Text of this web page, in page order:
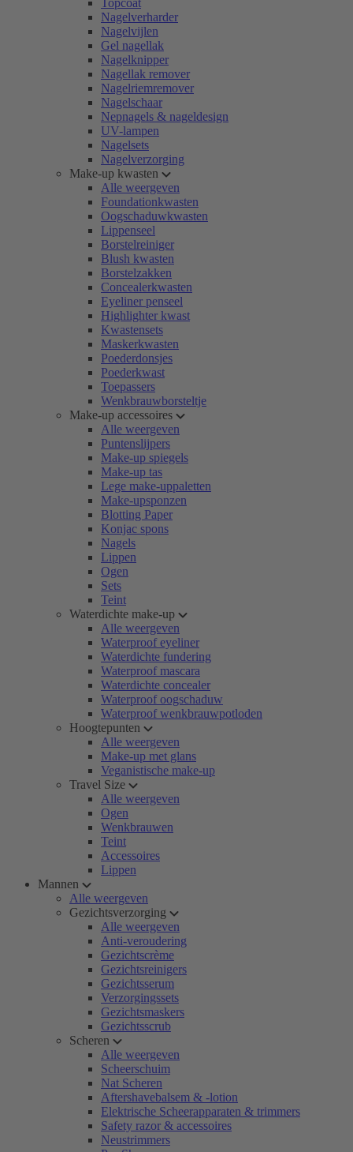
Topcoat
Nagelverharder
Nagelvijlen
Gel nagellak
Nagelknipper
Nagellak remover
Nagelriemremover
Nagelschaar
Nepnagels & nageldesign
UV-lampen
Nagelsets
Nagelverzorging
Make-up kwasten
Alle weergeven
Foundationkwasten
Oogschaduwkwasten
Lippenseel
Borstelreiniger
Blush kwasten
Borstelzakken
Concealerkwasten
Eyeliner penseel
Highlighter kwast
Kwastensets
Maskerkwasten
Poederdonsjes
Poederkwast
Toepassers
Wenkbrauwborsteltje
Make-up accessoires
Alle weergeven
Puntenslijpers
Make-up spiegels
Make-up tas
Lege make-uppaletten
Make-upsponzen
Blotting Paper
Konjac spons
Nagels
Lippen
Ogen
Sets
Teint
Waterdichte make-up
Alle weergeven
Waterproof eyeliner
Waterdichte fundering
Waterproof mascara
Waterdichte concealer
Waterproof oogschaduw
Waterproof wenkbrauwpotloden
Hoogtepunten
Alle weergeven
Make-up met glans
Veganistische make-up
Travel Size
Alle weergeven
Ogen
Wenkbrauwen
Teint
Accessoires
Lippen
Mannen
Alle weergeven
Gezichtsverzorging
Alle weergeven
Anti-veroudering
Gezichtscrème
Gezichtsreinigers
Gezichtsserum
Verzorgingssets
Gezichtsmaskers
Gezichtsscrub
Scheren
Alle weergeven
Scheerschuim
Nat Scheren
Aftershavebalsem & -lotion
Elektrische Scheerapparaten & trimmers
Safety razor & accessoires
Neustrimmers